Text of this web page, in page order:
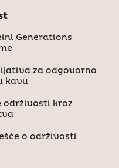
Generations
za odgovorno
kavu
održivosti kroz
o održivosti